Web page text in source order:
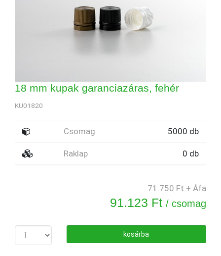
18 mm kupak garanciazáras, fehér
KU01820
Csomag 5000 db
Raklap 0 db
71.750 Ft + Áfa
91.123 Ft / csomag
kosárba